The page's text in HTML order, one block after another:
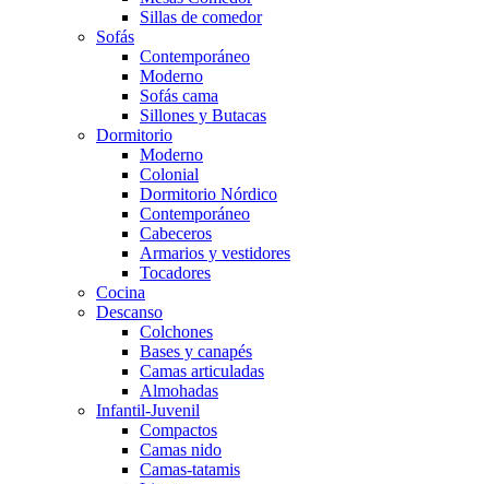
Sillas de comedor
Sofás
Contemporáneo
Moderno
Sofás cama
Sillones y Butacas
Dormitorio
Moderno
Colonial
Dormitorio Nórdico
Contemporáneo
Cabeceros
Armarios y vestidores
Tocadores
Cocina
Descanso
Colchones
Bases y canapés
Camas articuladas
Almohadas
Infantil-Juvenil
Compactos
Camas nido
Camas-tatamis